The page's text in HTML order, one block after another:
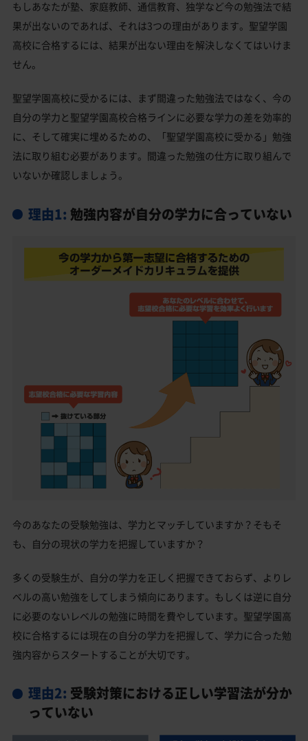
国公立大学
私立大学
飯能市の他の公立高校
飯能市の他の私立高校
聖望学園高校受験生からのよくある質問
もしあなたが塾、家庭教師、通信教育、独学など今の勉強法で結
果が出ないのであれば、それは3つの理由があります。聖望学園
高校に合格するには、結果が出ない理由を解決しなくてはいけま
せん。
聖望学園高校に受かるには、まず間違った勉強法ではなく、今の
自分の学力と聖望学園高校合格ラインに必要な学力の差を効率的
に、そして確実に埋めるための、「聖望学園高校に受かる」勉強
法に取り組む必要があります。間違った勉強の仕方に取り組んで
いないか確認しましょう。
理由1: 勉強内容が自分の学力に合っていない
今のあなたの受験勉強は、学力とマッチしていますか？そもそ
も、自分の現状の学力を把握していますか？
多くの受験生が、自分の学力を正しく把握できておらず、よりレ
ベルの高い勉強をしてしまう傾向にあります。もしくは逆に自分
に必要のないレベルの勉強に時間を費やしています。聖望学園高
校に合格するには現在の自分の学力を把握して、学力に合った勉
強内容からスタートすることが大切です。
理由2: 受験対策における正しい学習法が分か
っていない